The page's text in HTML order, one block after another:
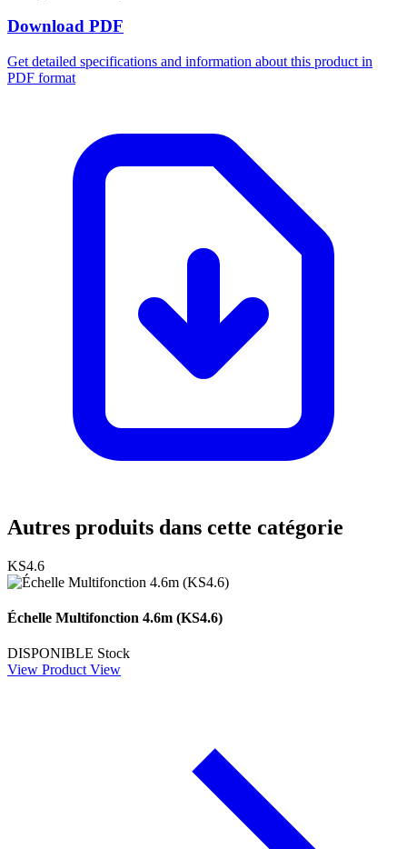
Download PDF
Get detailed specifications and information about this product in
PDF format
Autres produits dans cette catégorie
KS4.6
Échelle Multifonction 4.6m (KS4.6)
DISPONIBLE Stock
View Product View